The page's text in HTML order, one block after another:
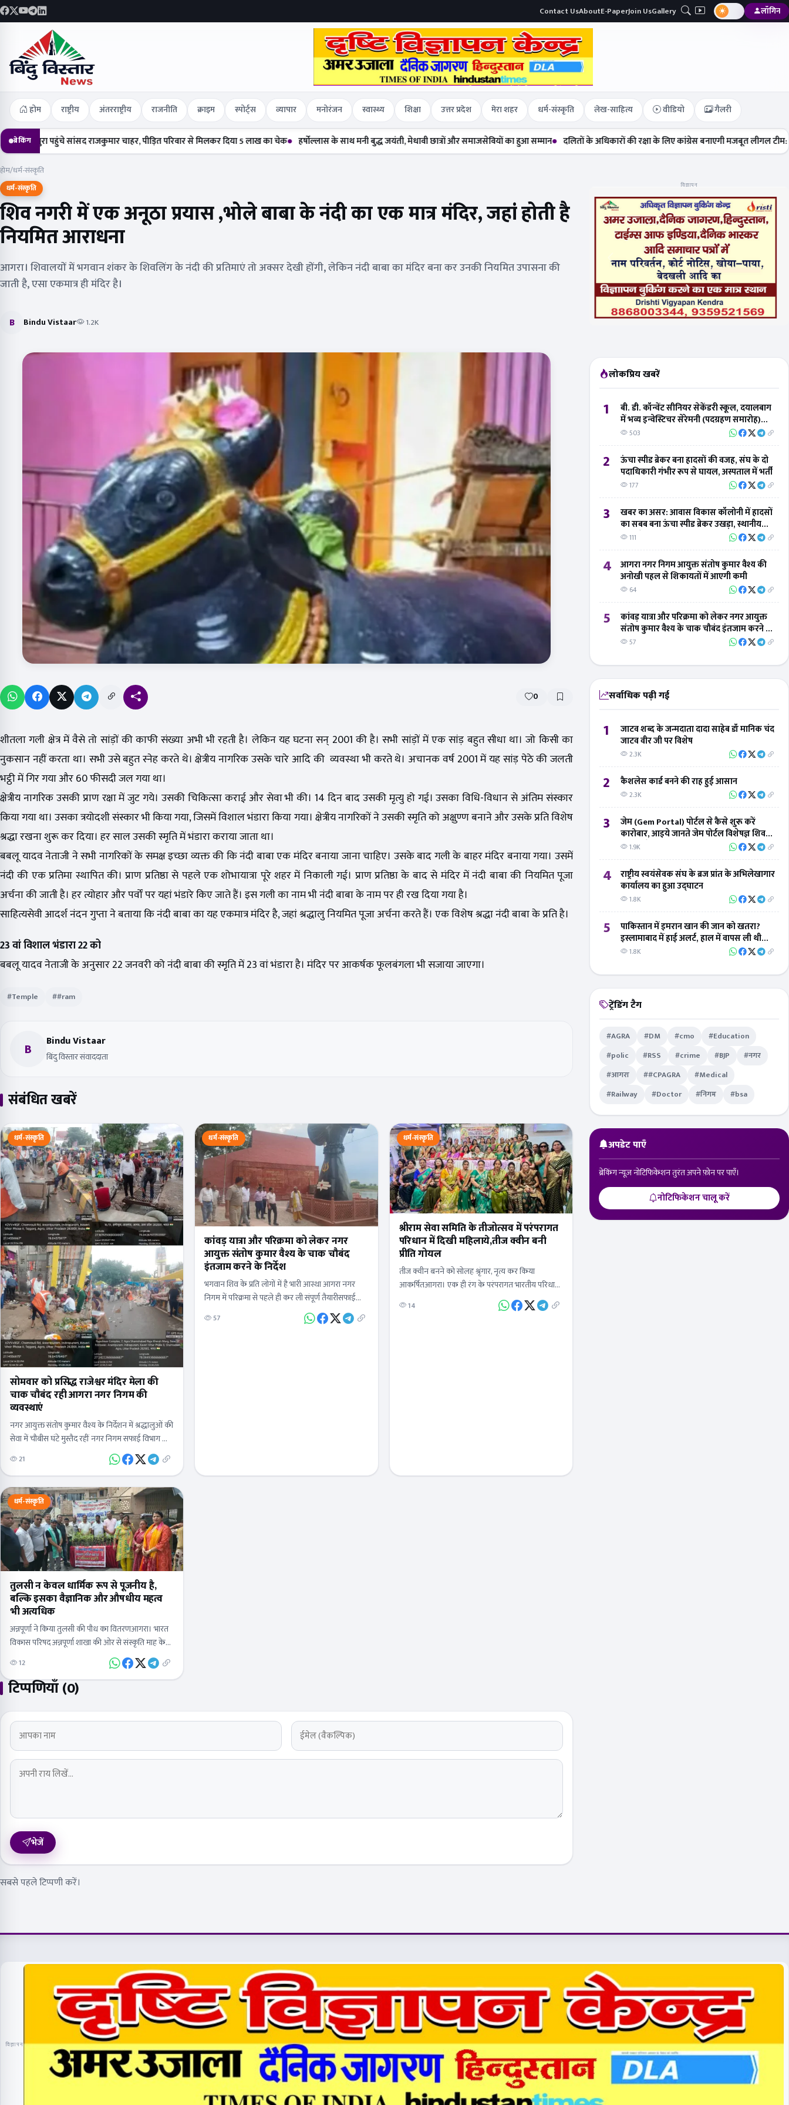
Contact UsAboutE-PaperJoin UsGallery लॉगिन
होम राष्ट्रीय अंतरराष्ट्रीय राजनीति क्राइम स्पोर्ट्स व्यापार मनोरंजन स्वास्थ्य शिक्षा उत्तर प्रदेश मेरा शहर धर्म-संस्कृति लेख-साहित्य वीडियो गैलरी
ब्रेकिंग
पहुंचे सांसद राजकुमार चाहर, पीड़ित परिवार से मिलकर दिया 5 लाख का चेक हर्षोल्लास के साथ मनी बुद्ध जयंती, मेधावी छात्रों और समाजसेवियों का हुआ सम्मान दलितों के अधिकारों की रक्षा के लिए कांग्रेस बनाएगी मजबूत लीगल टीम: मेघा सेहरा
होम/धर्म-संस्कृति
धर्म-संस्कृति
शिव नगरी में एक अनूठा प्रयास ,भोले बाबा के नंदी का एक मात्र मंदिर, जहां होती है
नियमित आराधना
आगरा। शिवालयों में भगवान शंकर के शिवलिंग के नंदी की प्रतिमाएं तो अक्सर देखी होंगी, लेकिन नंदी बाबा का मंदिर बना कर उनकी नियमित उपासना की
जाती है, एसा एकमात्र ही मंदिर है।
B Bindu Vistaar 1.2K
0
शीतला गली क्षेत्र में वैसे तो सांड़ों की काफी संख्या अभी भी रहती है। लेकिन यह घटना सन् 2001 की है। सभी सांड़ों में एक सांड़ बहुत सीधा था। जो किसी का
नुकसान नहीं करता था। सभी उसे बहुत स्नेह करते थे। क्षेत्रीय नागरिक उसके चारे आदि की व्यवस्था भी करते थे। अचानक वर्ष 2001 में यह सांड़ पेठे की जलती
भट्ठी में गिर गया और 60 फीसदी जल गया था।
क्षेत्रीय नागरिक उसकी प्राण रक्षा में जुट गये। उसकी चिकित्सा कराई और सेवा भी की। 14 दिन बाद उसकी मृत्यु हो गई। उसका विधि-विधान से अंतिम संस्कार
किया गया था। उसका त्रयोदशी संस्कार भी किया गया, जिसमें विशाल भंडारा किया गया। क्षेत्रीय नागरिकों ने उसकी स्मृति को अक्षुण्ण बनाने और उसके प्रति विशेष
श्रद्धा रखना शुरू कर दिया। हर साल उसकी स्मृति में भंडारा कराया जाता था।
बबलू यादव नेताजी ने सभी नागरिकों के समक्ष इच्छा व्यक्त की कि नंदी बाबा एक मंदिर बनाया जाना चाहिए। उसके बाद गली के बाहर मंदिर बनाया गया। उसमें
नंदी की एक प्रतिमा स्थापित की। प्राण प्रतिष्ठा से पहले एक शोभायात्रा पूरे शहर में निकाली गई। प्राण प्रतिष्ठा के बाद से मंदिर में नंदी बाबा की नियमित पूजा
अर्चना की जाती है। हर त्योहार और पर्वों पर यहां भंडारे किए जाते हैं। इस गली का नाम भी नंदी बाबा के नाम पर ही रख दिया गया है।
साहित्यसेवी आदर्श नंदन गुप्ता ने बताया कि नंदी बाबा का यह एकमात्र मंदिर है, जहां श्रद्धालु नियमित पूजा अर्चना करते हैं। एक विशेष श्रद्धा नंदी बाबा के प्रति है।
23 वां विशाल भंडारा 22 को
बबलू यादव नेताजी के अनुसार 22 जनवरी को नंदी बाबा की स्मृति में 23 वां भंडारा है। मंदिर पर आकर्षक फूलबंगला भी सजाया जाएगा।
#Temple ##ram
B Bindu Vistaar
बिंदु विस्तार संवाददाता
संबंधित खबरें
धर्म-संस्कृति
सोमवार को प्रसिद्ध राजेश्वर मंदिर मेला की
चाक चौबंद रही आगरा नगर निगम की
व्यवस्थाएं
नगर आयुक्त संतोष कुमार वैश्य के निर्देशन में श्रद्धालुओं की
सेवा में चौबीस घंटे मुस्तैद रहीं नगर निगम सफाई विभाग की
टीमअपर नगर आयुक्त शिशिर &nbsp;कुमार 2 दिन…
21
धर्म-संस्कृति
कांवड़ यात्रा और परिक्रमा को लेकर नगर
आयुक्त संतोष कुमार वैश्य के चाक चौबंद
इंतजाम करने के निर्देश
भगवान शिव के प्रति लोगों में है भारी आस्था आगरा नगर
निगम में परिक्रमा से पहले ही कर ली संपूर्ण तैयारीसफाई
व्यवस्था हो या जलआपूर्ति की व्यवस्था प्रकाश…
57
धर्म-संस्कृति
श्रीराम सेवा समिति के तीजोत्सव में परंपरागत
परिधान में दिखी महिलाये,तीज क्वीन बनी
प्रीति गोयल
तीज क्वीन बनने को सोलह श्रृंगार, नृत्य कर किया
आकर्षितआगरा। एक ही रंग के परंपरागत भारतीय परिधान
में भारतीय संस्कृति का परचम लहराती हुई महिलाएं ऐसे
प्रतीत हो…
14
धर्म-संस्कृति
तुलसी न केवल धार्मिक रूप से पूजनीय है,
बल्कि इसका वैज्ञानिक और औषधीय महत्व
भी अत्यधिक
अन्नपूर्णा ने किया तुलसी की पौध का वितरणआगरा। भारत
विकास परिषद अन्नपूर्णा शाखा की ओर से संस्कृति माह के
अंतर्गत तुलसी की पौध का वितरण जीवनी मण्डी स्थित…
12
टिप्पणियाँ (0)
भेजें
सबसे पहले टिप्पणी करें।
विज्ञापन
लोकप्रिय खबरें
1
बी. डी. कॉन्वेंट सीनियर सेकेंडरी स्कूल, दयालबाग
में भव्य इन्वेस्टिचर सेरेमनी (पदग्रहण समारोह)
संपन्न
503
2
ऊंचा स्पीड ब्रेकर बना हादसों की वजह, संघ के दो
पदाधिकारी गंभीर रूप से घायल, अस्पताल में भर्ती
177
3
खबर का असर: आवास विकास कॉलोनी में हादसों
का सबब बना ऊंचा स्पीड ब्रेकर उखड़ा, स्थानीय
लोगों ने 'बिंदु विस्तार न्यूज' का जताया आभार
111
4
आगरा नगर निगम आयुक्त संतोष कुमार वैश्य की
अनोखी पहल से शिकायतों में आएगी कमी
64
5
कांवड़ यात्रा और परिक्रमा को लेकर नगर आयुक्त
संतोष कुमार वैश्य के चाक चौबंद इंतजाम करने के
निर्देश
57
सर्वाधिक पढ़ी गई
1
जाटव शब्द के जन्मदाता दादा साहेब डॉ मानिक चंद
जाटव वीर जी पर विशेष
2.3K
2 कैशलेस कार्ड बनने की राह हुई आसान
2.3K
3
जेम (Gem Portal) पोर्टल से कैसे शुरू करें
कारोबार, आइये जानते जेम पोर्टल विशेषज्ञ शिवम्
तिवारी से
1.9K
4
राष्ट्रीय स्वयंसेवक संघ के ब्रज प्रांत के अभिलेखागार
कार्यालय का हुआ उद्घाटन
1.8K
5
पाकिस्तान में इमरान खान की जान को खतरा?
इस्लामाबाद में हाई अलर्ट, हाल में वापस ली थी
सुरक्षा
1.8K
ट्रेंडिंग टैग
#AGRA #DM #cmo
#Education
#polic
#RSS #crime #BJP
#नगर
#आगरा
##CPAGRA
#Medical
#Railway
#Doctor #निगम #bsa
अपडेट पाएँ
ब्रेकिंग न्यूज़ नोटिफिकेशन तुरंत अपने फ़ोन पर पाएँ।
नोटिफिकेशन चालू करें
विज्ञापन